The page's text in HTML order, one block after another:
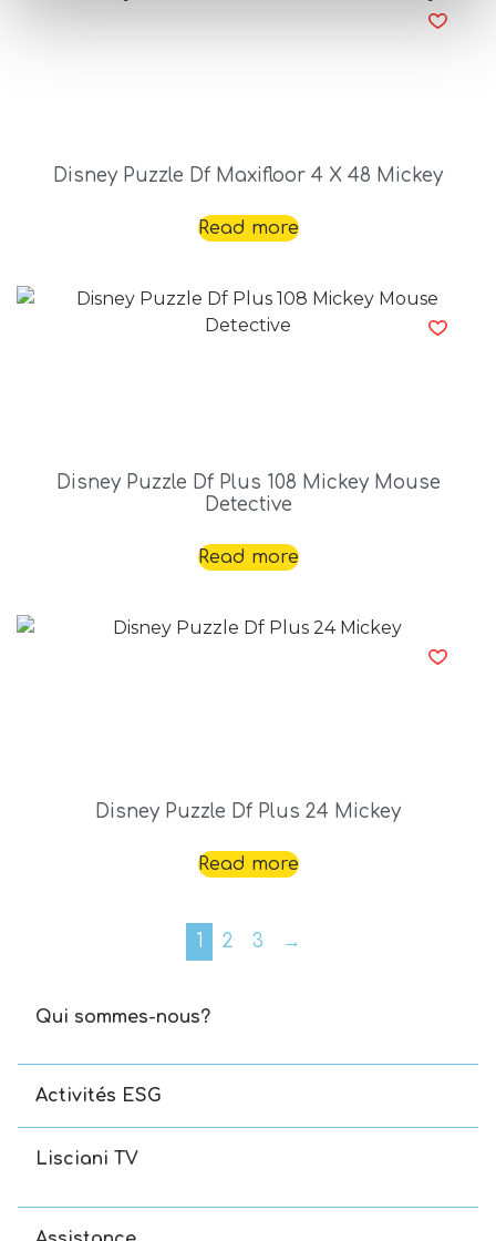
Disney Puzzle Df Maxifloor 4 X 48 Mickey
Read more
Disney Puzzle Df Plus 108 Mickey Mouse
Detective
Read more
Disney Puzzle Df Plus 24 Mickey
Read more
1 2 3 →
Qui sommes-nous?
Activités ESG
Lisciani TV